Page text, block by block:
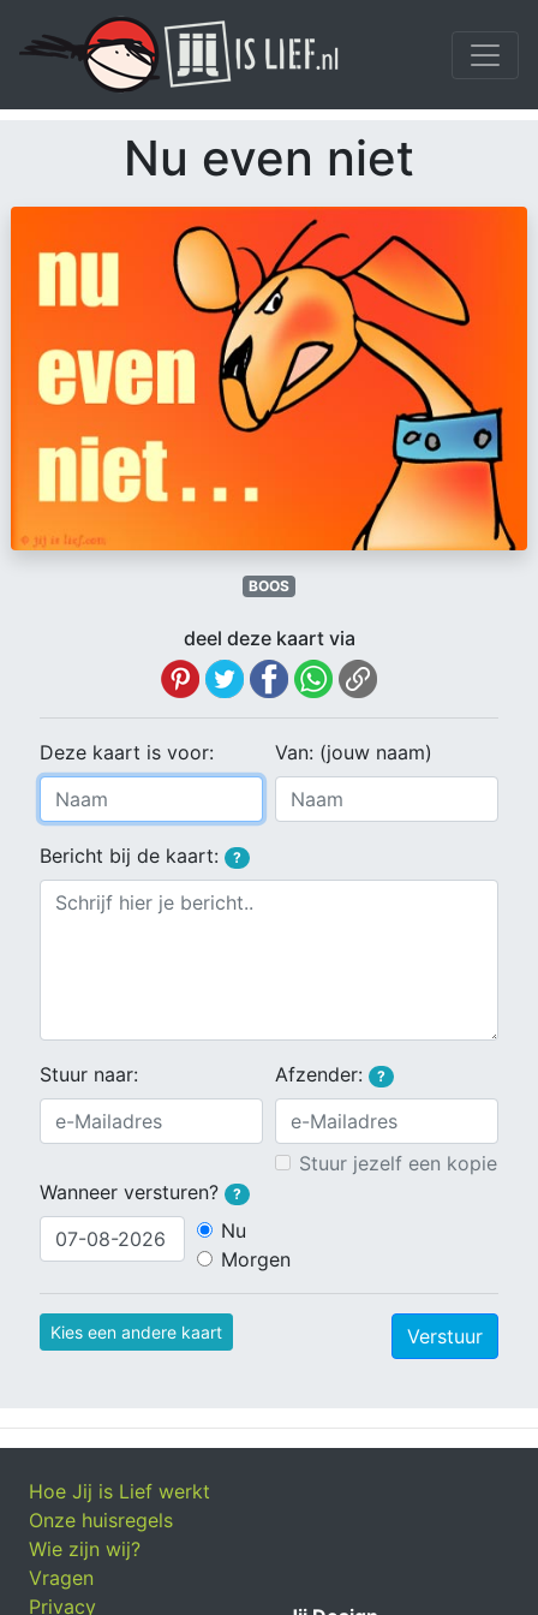
Nu even niet
BOOS
deel deze kaart via
Deze kaart is voor: Van: (jouw naam)
Bericht bij de kaart: ?
Stuur naar: Afzender: ?
Stuur jezelf een kopie
Wanneer versturen?
?
Nu
Morgen
Kies een andere kaart Verstuur
Hoe Jij is Lief werkt
Onze huisregels
Wie zijn wij?
Vragen
Privacy